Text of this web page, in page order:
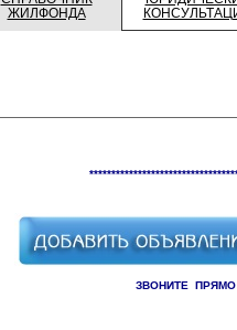
ЖИЛФОНДА
ЗВОНИТЕ